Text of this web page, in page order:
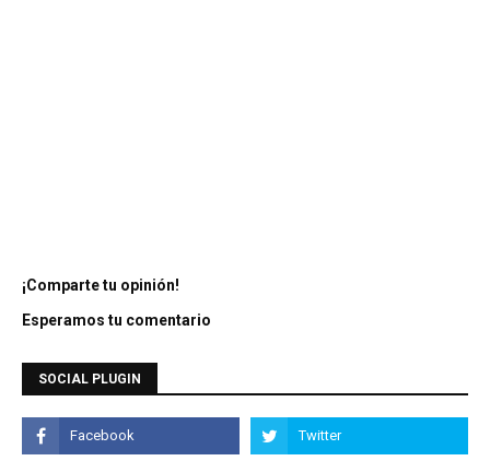
¡Comparte tu opinión!
Esperamos tu comentario
SOCIAL PLUGIN